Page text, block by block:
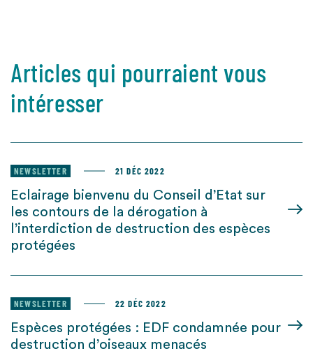
Articles qui pourraient vous
intéresser
NEWSLETTER 21 DÉC 2022
Eclairage bienvenu du Conseil d’Etat sur
les contours de la dérogation à
l’interdiction de destruction des espèces
protégées
NEWSLETTER 22 DÉC 2022
Espèces protégées : EDF condamnée pour
destruction d’oiseaux menacés